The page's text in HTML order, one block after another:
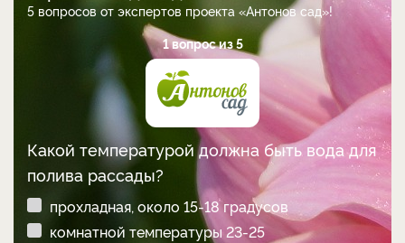
5 вопросов от экспертов проекта «Антонов сад»!
1 вопрос из 5
Какой температурой должна быть вода для
полива рассады?
прохладная, около 15-18 градусов
комнатной температуры 23-25